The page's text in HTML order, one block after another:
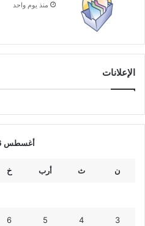
منذ يوم واحد
الإعلانات
أغسطس 2026
ن ث أرب خ
3
4
5
6